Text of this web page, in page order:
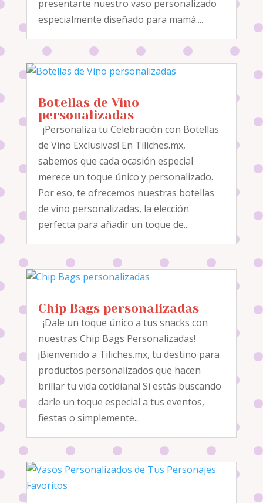
presentarte nuestro vaso personalizado
especialmente diseñado para mamá....
Botellas de Vino
personalizadas
¡Personaliza tu Celebración con Botellas
de Vino Exclusivas! En Tiliches.mx,
sabemos que cada ocasión especial
merece un toque único y personalizado.
Por eso, te ofrecemos nuestras botellas
de vino personalizadas, la elección
perfecta para añadir un toque de...
Chip Bags personalizadas
¡Dale un toque único a tus snacks con
nuestras Chip Bags Personalizadas!
¡Bienvenido a Tiliches.mx, tu destino para
productos personalizados que hacen
brillar tu vida cotidiana! Si estás buscando
darle un toque especial a tus eventos,
fiestas o simplemente...